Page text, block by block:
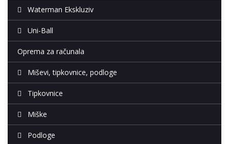
Waterman Ekskluziv
Uni-Ball
Oprema za računala
Miševi, tipkovnice, podloge
Tipkovnice
Miške
Podloge